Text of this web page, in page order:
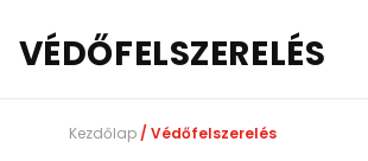
VÉDŐFELSZERELÉS
Kezdőlap/ Védőfelszerelés